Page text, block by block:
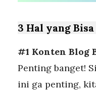
3 Hal yang
#1 Konten Blog
Penting banget!
ini ga penting,